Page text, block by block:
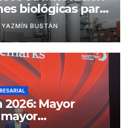
biológicas para
agricultura más
YAZMÍN BUSTÁN
2026: Mayor